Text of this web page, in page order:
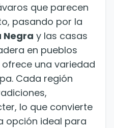
que parecen
pasando por la
Negra y las casas
en pueblos
una variedad
Cada región
lo que convierte
opción ideal para